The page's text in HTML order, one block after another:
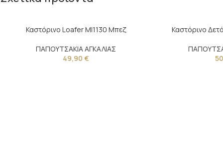
Καστόρινο Loafer MI1130 Μπεζ
ΠΑΠΟΥΤΣΑΚΙΑ ΑΓΚΑΛΙΑΣ
49,90 €
Καστόρινο